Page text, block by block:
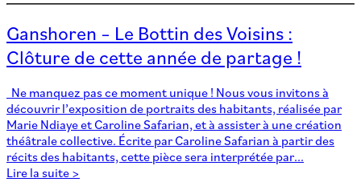
Ganshoren – Le Bottin des Voisins :
Clôture de cette année de partage !
Ne manquez pas ce moment unique ! Nous vous invitons à
découvrir l’exposition de portraits des habitants, réalisée par
Marie Ndiaye et Caroline Safarian, et à assister à une création
théâtrale collective. Écrite par Caroline Safarian à partir des
récits des habitants, cette pièce sera interprétée par...
Lire la suite >